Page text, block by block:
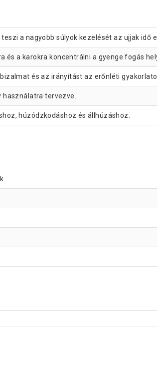
a nagyobb súlyok kezelését az ujjak idő
és a karokra koncentrálni a gyenge fogás
és az irányítást az erőnléti
tervezve.
húzódzkodáshoz és állhúzáshoz.